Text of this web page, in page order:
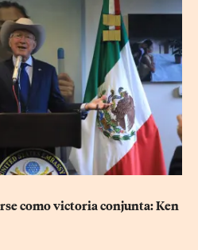
como victoria conjunta: Ken